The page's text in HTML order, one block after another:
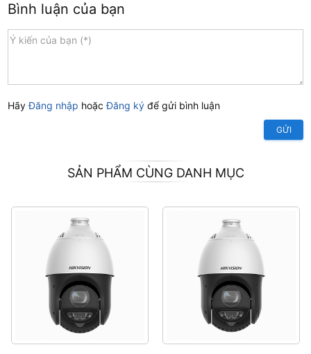
Bình luận của bạn
HãyĐăng nhập hoặcĐăng ký để gửi bình luận
GỬI
SẢN PHẨM CÙNG DANH MỤC